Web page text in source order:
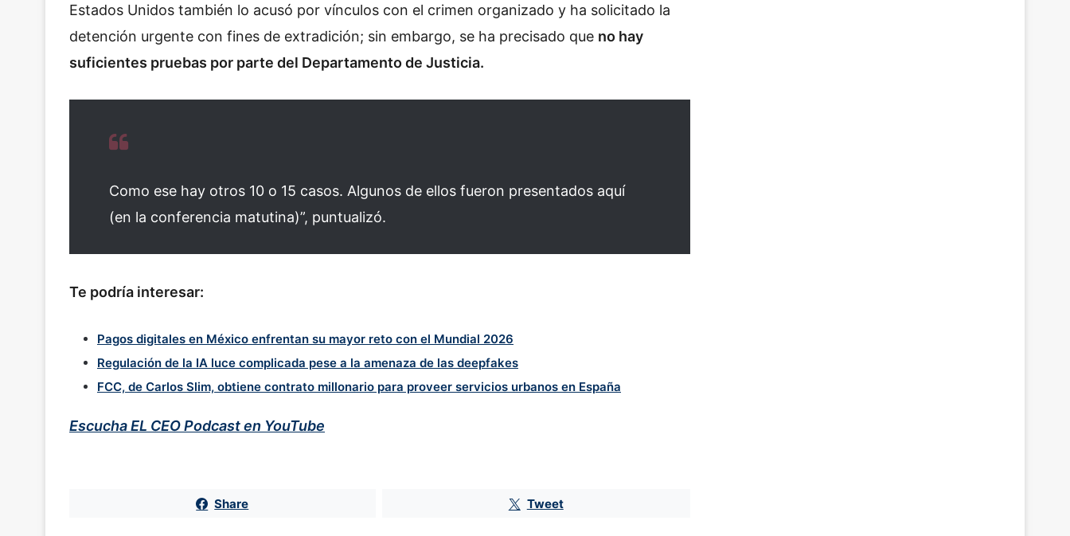
Estados Unidos también lo acusó por vínculos con el crimen organizado y ha solicitado la
detención urgente con fines de extradición; sin embargo, se ha precisado que no hay
suficientes pruebas por parte del Departamento de Justicia.
Como ese hay otros 10 o 15 casos. Algunos de ellos fueron presentados aquí
(en la conferencia matutina)”, puntualizó.
Te podría interesar:
Pagos digitales en México enfrentan su mayor reto con el Mundial 2026
Regulación de la IA luce complicada pese a la amenaza de las deepfakes
FCC, de Carlos Slim, obtiene contrato millonario para proveer servicios urbanos en España
Escucha EL CEO Podcast en YouTube
Share Tweet
empresa que opera el Hipódromo